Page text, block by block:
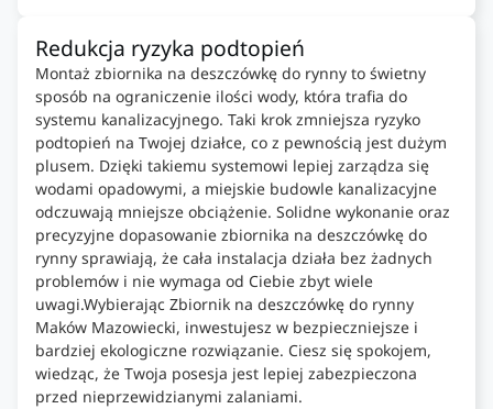
Redukcja ryzyka podtopień
Montaż zbiornika na deszczówkę do rynny to świetny
sposób na ograniczenie ilości wody, która trafia do
systemu kanalizacyjnego. Taki krok zmniejsza ryzyko
podtopień na Twojej działce, co z pewnością jest dużym
plusem. Dzięki takiemu systemowi lepiej zarządza się
wodami opadowymi, a miejskie budowle kanalizacyjne
odczuwają mniejsze obciążenie. Solidne wykonanie oraz
precyzyjne dopasowanie zbiornika na deszczówkę do
rynny sprawiają, że cała instalacja działa bez żadnych
problemów i nie wymaga od Ciebie zbyt wiele
uwagi.Wybierając Zbiornik na deszczówkę do rynny
Maków Mazowiecki, inwestujesz w bezpieczniejsze i
bardziej ekologiczne rozwiązanie. Ciesz się spokojem,
wiedząc, że Twoja posesja jest lepiej zabezpieczona
przed nieprzewidzianymi zalaniami.